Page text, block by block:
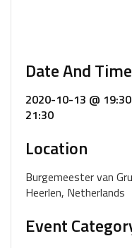
Date And Time
2020-10-13 @ 19:30
21:30
Location
Burgemeester van
Heerlen, Netherlands
Event